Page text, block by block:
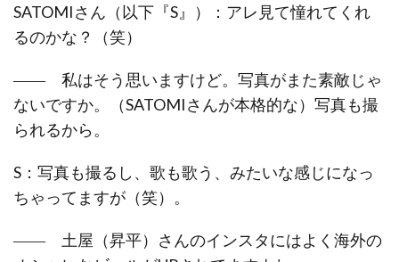
SATOMIさん（以下『S』）：アレ見て憧れてくれ
るのかな？（笑）
―― 私はそう思いますけど。写真がまた素敵じゃ
ないですか。（SATOMIさんが本格的な）写真も撮
られるから。
S：写真も撮るし、歌も歌う、みたいな感じになっ
ちゃってますが（笑）。
―― 土屋（昇平）さんのインスタにはよく海外の